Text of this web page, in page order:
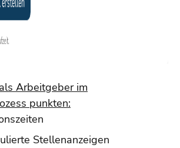
Arbeitgeber im
punkten:
Stellenanzeigen